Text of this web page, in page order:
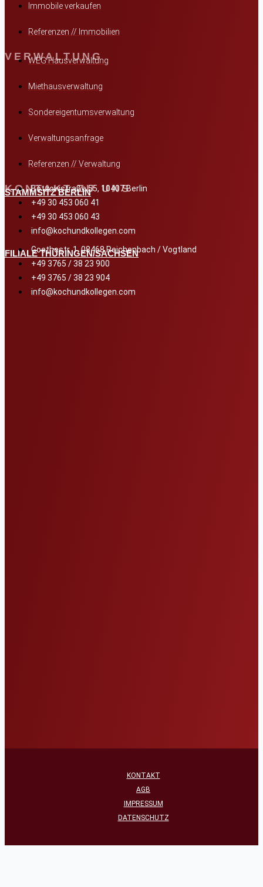
Immobile verkaufen
Referenzen // Immobilien
VERWALTUNG
WEG Hausverwaltung
Miethausverwaltung
Sondereigentumsverwaltung
Verwaltungsanfrage
Referenzen // Verwaltung
KONTAKT ZU UNS
STAMMSITZ BERLIN
Bötzowstraße 55, 10407 Berlin
+49 30 453 060 41
+49 30 453 060 43
info@kochundkollegen.com
FILIALE THÜRINGEN/SACHSEN
Goethestr. 1, 08468 Reichenbach / Vogtland
+49 3765 / 38 23 900
+49 3765 / 38 23 904
info@kochundkollegen.com
KONTAKT
AGB
IMPRESSUM
DATENSCHUTZ